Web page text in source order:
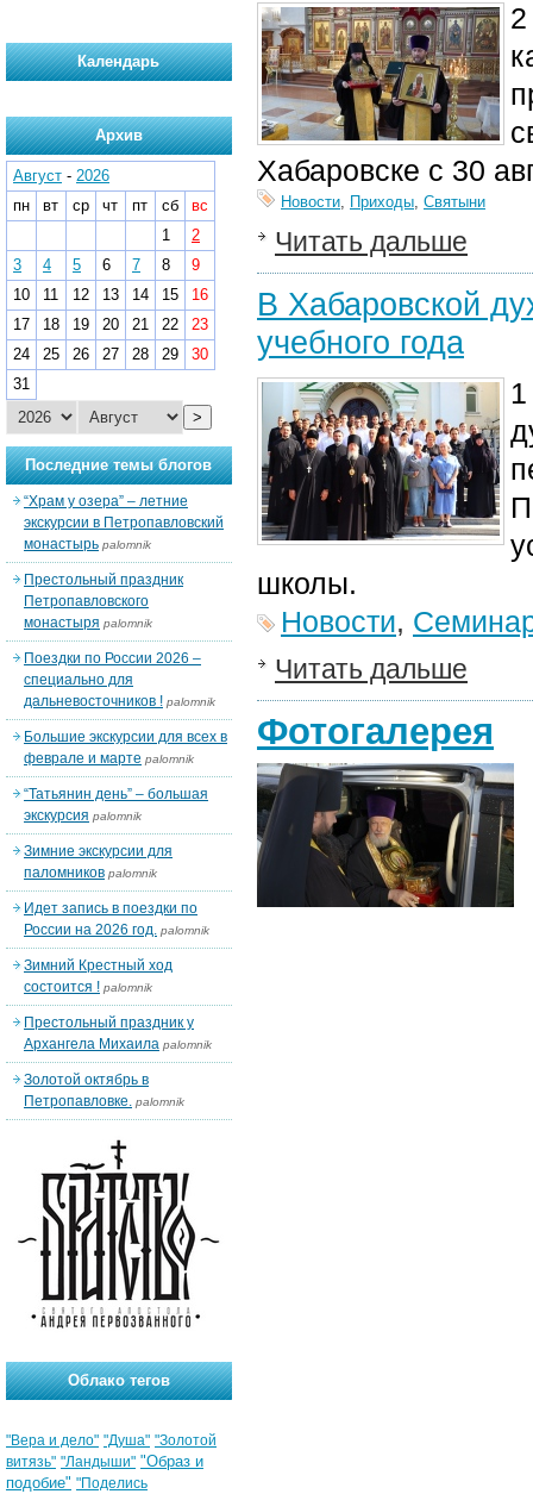
Хабаровске с 30
Новости, Приходы, Святыни
Читать дальше
В Хабаровской
учебного года
школы.
Новости,
Читать дальше
Фотогалерея
Календарь
Архив
Август - 2026
пн
вт ср чт пт сб
вс
1
2
3
4 5 6 7 8
9
10
11 12 13 14 15
16
17
18 19 20 21 22
23
24
25 26 27 28 29
30
31
>
Последние темы блогов
“Храм у озера” – летние
экскурсии в Петропавловский
монастырь palomnik
Престольный праздник
Петропавловского
монастыря palomnik
Поездки по России 2026 –
специально для
дальневосточников ! palomnik
Большие экскурсии для всех в
феврале и марте palomnik
“Татьянин день” – большая
экскурсия palomnik
Зимние экскурсии для
паломников palomnik
Идет запись в поездки по
России на 2026 год. palomnik
Зимний Крестный ход
состоится ! palomnik
Престольный праздник у
Архангела Михаила palomnik
Золотой октябрь в
Петропавловке. palomnik
Облако тегов
"Вера и дело" "Душа" "Золотой
витязь" "Ландыши" "Образ и
подобие" "Поделись